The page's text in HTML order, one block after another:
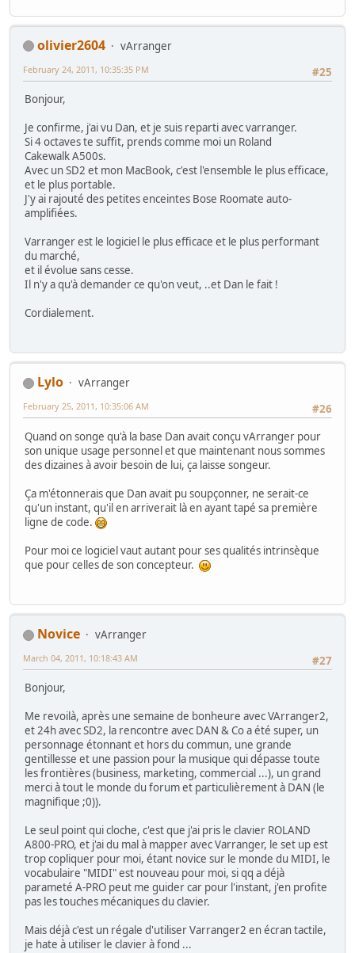
olivier2604
vArranger
#25
February 24, 2011, 10:35:35 PM
Bonjour,
Je confirme, j'ai vu Dan, et je suis reparti avec varranger.
Si 4 octaves te suffit, prends comme moi un Roland
Cakewalk A500s.
Avec un SD2 et mon MacBook, c'est l'ensemble le plus efficace,
et le plus portable.
J'y ai rajouté des petites enceintes Bose Roomate auto-
amplifiées.
Varranger est le logiciel le plus efficace et le plus performant
du marché,
et il évolue sans cesse.
Il n'y a qu'à demander ce qu'on veut, ..et Dan le fait !
Cordialement.
Lylo
vArranger
#26
February 25, 2011, 10:35:06 AM
Quand on songe qu'à la base Dan avait conçu vArranger pour
son unique usage personnel et que maintenant nous sommes
des dizaines à avoir besoin de lui, ça laisse songeur.
Ça m'étonnerais que Dan avait pu soupçonner, ne serait-ce
qu'un instant, qu'il en arriverait là en ayant tapé sa première
ligne de code.
Pour moi ce logiciel vaut autant pour ses qualités intrinsèque
que pour celles de son concepteur.
Novice
vArranger
#27
March 04, 2011, 10:18:43 AM
Bonjour,
Me revoilà, après une semaine de bonheure avec VArranger2,
et 24h avec SD2, la rencontre avec DAN & Co a été super, un
personnage étonnant et hors du commun, une grande
gentillesse et une passion pour la musique qui dépasse toute
les frontières (business, marketing, commercial ...), un grand
merci à tout le monde du forum et particulièrement à DAN (le
magnifique ;0)).
Le seul point qui cloche, c'est que j'ai pris le clavier ROLAND
A800-PRO, et j'ai du mal à mapper avec Varranger, le set up est
trop copliquer pour moi, étant novice sur le monde du MIDI, le
vocabulaire "MIDI" est nouveau pour moi, si qq a déjà
parameté A-PRO peut me guider car pour l'instant, j'en profite
pas les touches mécaniques du clavier.
Mais déjà c'est un régale d'utiliser Varranger2 en écran tactile,
je hate à utiliser le clavier à fond ...